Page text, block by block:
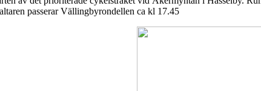
passerar Vällingbyrondellen ca kl 17.45